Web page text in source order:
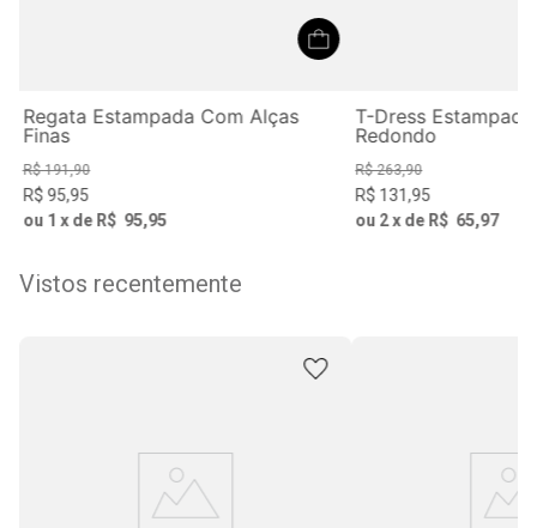
Regata Estampada Com Alças
Finas
R$ 191,90
R$ 95,95
ou 1 x de R$ 95,95
T-Dress
Redondo
R$ 263,90
R$ 131,95
ou 2x de R$ 65,97
Vistos recentemente